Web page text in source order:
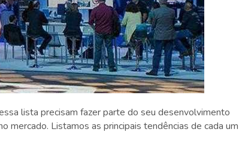
lista precisam fazer parte do seu desenvolvimento
mercado. Listamos as principais tendências de cada um